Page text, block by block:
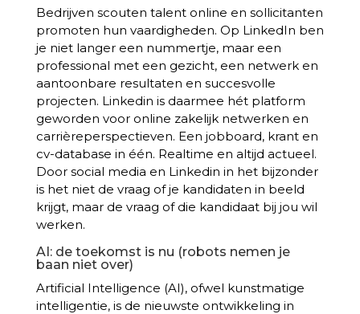
Bedrijven scouten talent online en sollicitanten
promoten hun vaardigheden. Op LinkedIn ben
je niet langer een nummertje, maar een
professional met een gezicht, een netwerk en
aantoonbare resultaten en succesvolle
projecten. Linkedin is daarmee hét platform
geworden voor online zakelijk netwerken en
carrièreperspectieven. Een jobboard, krant en
cv-database in één. Realtime en altijd actueel.
Door social media en Linkedin in het bijzonder
is het niet de vraag of je kandidaten in beeld
krijgt, maar de vraag of die kandidaat bij jou wil
werken.
AI: de toekomst is nu (robots nemen je
baan niet over)
Artificial Intelligence (AI), ofwel kunstmatige
intelligentie, is de nieuwste ontwikkeling in